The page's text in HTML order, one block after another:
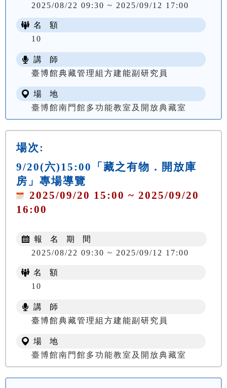
2025/08/22 09:30 ~ 2025/09/12 17:00
名 額
10
講 師
臺博館典藏管理組方建能副研究員
場 地
臺博館南門館多功能教室及開放典藏室
場次:
9/20(六)15:00「藏之有物．開放庫
房」專場導覽
2025/09/20 15:00 ~ 2025/09/20
16:00
報 名 期 間
2025/08/22 09:30 ~ 2025/09/12 17:00
名 額
10
講 師
臺博館典藏管理組方建能副研究員
場 地
臺博館南門館多功能教室及開放典藏室